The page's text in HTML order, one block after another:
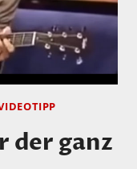
der ganz